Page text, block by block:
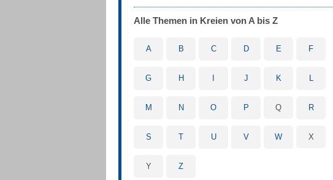
Alle Themen in Kreien von A bis Z
A B C D E F
G H J K L
M N O P Q R
S T U V W X
Y Z